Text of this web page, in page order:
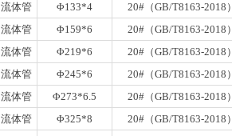
流体管
Φ133*4 20#（GB/T8163-2018）
流体管
Φ159*6 20#（GB/T8163-2018）
流体管
Φ219*6 20#（GB/T8163-2018）
流体管
Φ245*6 20#（GB/T8163-2018）
流体管
Φ273*6.5 20#（GB/T8163-2018）
流体管
Φ325*8 20#（GB/T8163-2018）